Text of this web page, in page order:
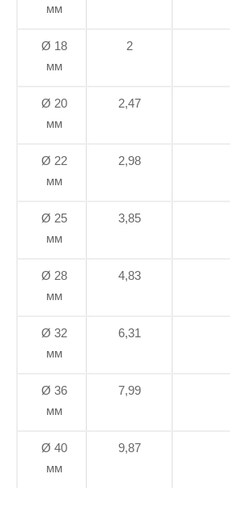
мм
Ø 18
мм
2
Ø 20
мм
2,47
Ø 22
мм
2,98
Ø 25
мм
3,85
Ø 28
мм
4,83
Ø 32
мм
6,31
Ø 36
мм
7,99
Ø 40
мм
9,87